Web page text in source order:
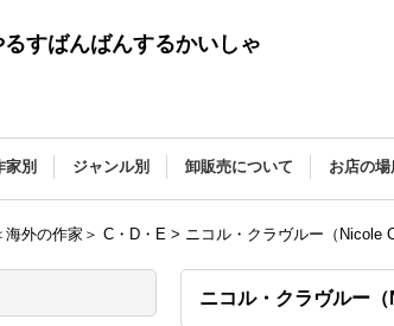
るすばんばんするかいしゃ
家別 ジャンル別 卸販売について お店の
海外の作家＞ C・D・E > ニコル・クラヴルー（Nicole
ニコル・クラヴルー